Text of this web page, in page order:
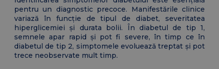
pentru un diagnostic precoce. Manifestările clinice
variază în funcție de tipul de diabet, severitatea
hiperglicemiei și durata bolii. În diabetul de tip 1,
semnele apar rapid și pot fi severe, în timp ce în
diabetul de tip 2, simptomele evoluează treptat și pot
trece neobservate mult timp.